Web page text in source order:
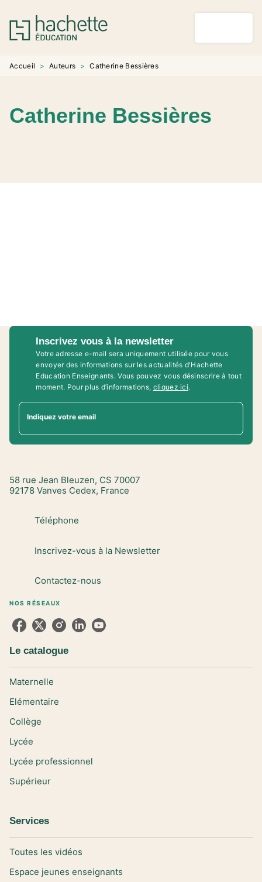
MENU RECHERCHE
PIED DE PAGE
Accueil > Auteurs > Catherine Bessières
Catherine Bessières
Inscrivez vous à la newsletter
Votre adresse e-mail sera uniquement utilisée pour vous
envoyer des informations sur les actualités d'Hachette
Education Enseignants. Vous pouvez vous désinscrire à tout
moment. Pour plus d’informations, cliquez ici.
Indiquez votre email
58 rue Jean Bleuzen, CS 70007
92178 Vanves Cedex, France
Téléphone
Inscrivez-vous à la Newsletter
Contactez-nous
NOS RÉSEAUX
Le catalogue
Maternelle
Elémentaire
Collège
Lycée
Lycée professionnel
Supérieur
Services
Toutes les vidéos
Espace jeunes enseignants